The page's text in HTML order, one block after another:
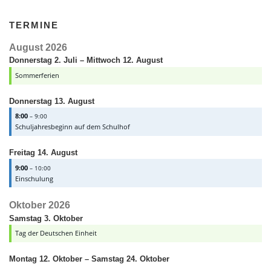
TERMINE
August 2026
Donnerstag 2. Juli – Mittwoch 12. August
Sommerferien
Donnerstag 13. August
8:00 – 9:00
Schuljahresbeginn auf dem Schulhof
Freitag 14. August
9:00 – 10:00
Einschulung
Oktober 2026
Samstag 3. Oktober
Tag der Deutschen Einheit
Montag 12. Oktober – Samstag 24. Oktober